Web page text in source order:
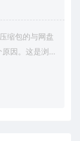
缩包的与网盘
原因。这是浏